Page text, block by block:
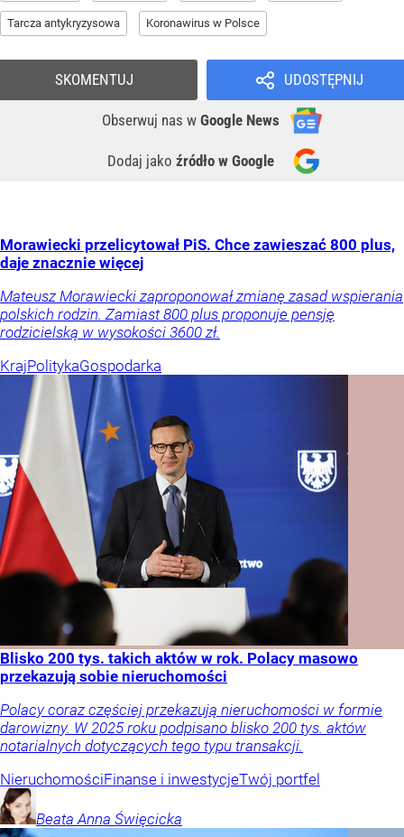
Tarcza antykryzysowa Koronawirus w Polsce
UDOSTĘPNIJ
Obserwuj nas w Google News
Dodaj jako źródło w Google
SKOMENTUJ
Morawiecki przelicytował PiS. Chce zawieszać 800 plus,
daje znacznie więcej
Mateusz Morawiecki zaproponował zmianę zasad wspierania
polskich rodzin. Zamiast 800 plus proponuje pensję
rodzicielską w wysokości 3600 zł.
KrajPolitykaGospodarka
Blisko 200 tys. takich aktów w rok. Polacy masowo
przekazują sobie nieruchomości
Polacy coraz częściej przekazują nieruchomości w formie
darowizny. W 2025 roku podpisano blisko 200 tys. aktów
notarialnych dotyczących tego typu transakcji.
NieruchomościFinanse i inwestycjeTwój portfel
Beata Anna Święcicka